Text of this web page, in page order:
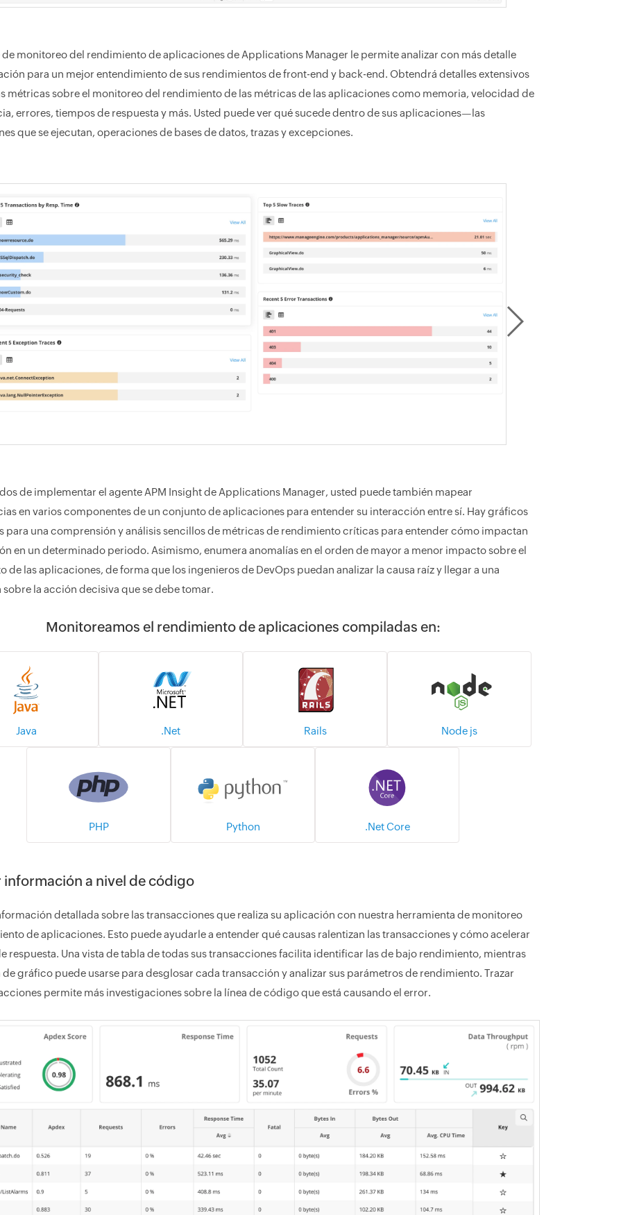
de monitoreo del rendimiento de aplicaciones de Applications Manager le permite analizar con más detalle
para un mejor entendimiento de sus rendimientos de front-end y back-end. Obtendrá detalles extensivos
métricas sobre el monitoreo del rendimiento de las métricas de las aplicaciones como memoria, velocidad de
errores, tiempos de respuesta y más. Usted puede ver qué sucede dentro de sus aplicaciones—las
que se ejecutan, operaciones de bases de datos, trazas y excepciones.
de implementar el agente APM Insight de Applications Manager, usted puede también mapear
en varios componentes de un conjunto de aplicaciones para entender su interacción entre sí. Hay gráficos
para una comprensión y análisis sencillos de métricas de rendimiento críticas para entender cómo impactan
en un determinado periodo. Asimismo, enumera anomalías en el orden de mayor a menor impacto sobre el
de las aplicaciones, de forma que los ingenieros de DevOps puedan analizar la causa raíz y llegar a una
la acción decisiva que se debe tomar.
Monitoreamos el rendimiento de aplicaciones compiladas en:
Java .Net Rails Node js
PHP Python .Net Core
información a nivel de código
detallada sobre las transacciones que realiza su aplicación con nuestra herramienta de monitoreo
de aplicaciones. Esto puede ayudarle a entender qué causas ralentizan las transacciones y cómo acelerar
respuesta. Una vista de tabla de todas sus transacciones facilita identificar las de bajo rendimiento, mientras
de gráfico puede usarse para desglosar cada transacción y analizar sus parámetros de rendimiento. Trazar
permite más investigaciones sobre la línea de código que está causando el error.